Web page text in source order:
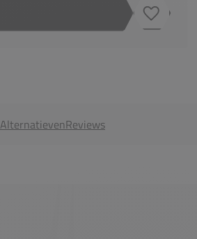
Toevoegen
AlternatievenReviews